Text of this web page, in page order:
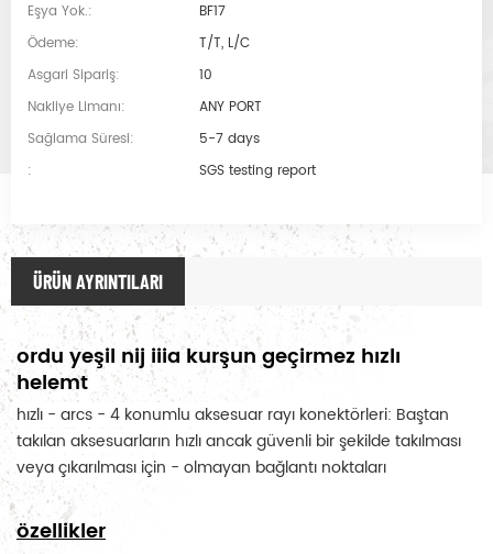
Eşya Yok.:
BF17
Ödeme:
T/T, L/C
Asgari Sipariş:
10
Nakliye Limanı:
ANY PORT
Sağlama Süresi:
5-7 days
:
SGS testing report
ÜRÜN AYRINTILARI
ordu yeşil nij iiia kurşun geçirmez hızlı
helemt
hızlı - arcs - 4 konumlu aksesuar rayı konektörleri: Baştan
takılan aksesuarların hızlı ancak güvenli bir şekilde takılması
veya çıkarılması için - olmayan bağlantı noktaları
özellikler